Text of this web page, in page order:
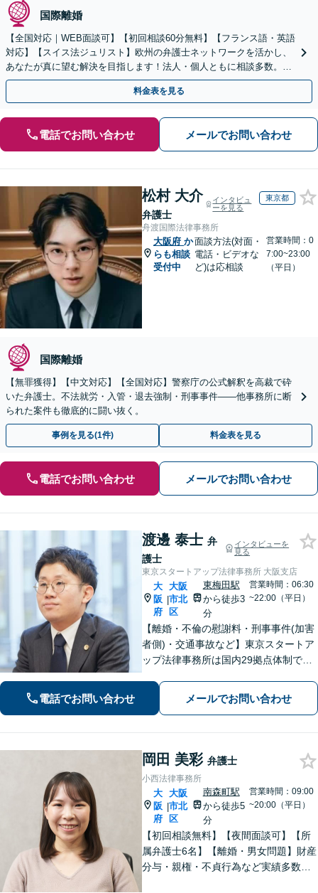
国際離婚
【全国対応｜WEB面談可】【初回相談60分無料】【フランス語・英語
対応】【スイス法ジュリスト】欧州の弁護士ネットワークを活かし、
あなたが真に望む解決を目指します！法人・個人ともに相談多数。細
やかな連絡と粘り強い交渉を徹底【休日・夜間相談可】
料金表を見る
電話でお問い合わせ メールでお問い合わせ
松村 大介
弁護士
インタビュ
ーを見る
東京都
舟渡国際法律事務所
大阪府 か
らも相談
受付中
面談方法(対面・
電話・ビデオな
ど)は応相談
営業時間：0
7:00~23:00
（平日）
国際離婚
【無罪獲得】【中文対応】【全国対応】警察庁の公式解釈を高裁で砕
いた弁護士。不法就労・入管・退去強制・刑事事件——他事務所に断
られた案件も徹底的に闘い抜く。
事例を見る(1件) 料金表を見る
電話でお問い合わせ メールでお問い合わせ
渡邊 泰士 弁
護士
インタビューを
見る
東京スタートアップ法律事務所 大阪支店
大
阪
府
|
大阪
市北
区
東梅田駅
から徒歩3
分
営業時間：06:30
~22:00（平日）
【離婚・不倫の慰謝料・刑事事件(加害
者側)・交通事故など】東京スタートア
ップ法律事務所は国内29拠点体制で全
対応(法律相談は完全予約制)】各分野で
専門性の高い弁護士が寄り添い解決を
電話でお問い合わせ メールでお問い合わせ
岡田 美彩 弁護士
小西法律事務所
大
阪
府
|
大阪
市北
区
南森町駅
から徒歩5
分
営業時間：09:00
~20:00（平日）
【初回相談無料】【夜間面談可】【所
属弁護士6名】【離婚・男女問題】財産
分与・親権・不貞行為など実績多数。